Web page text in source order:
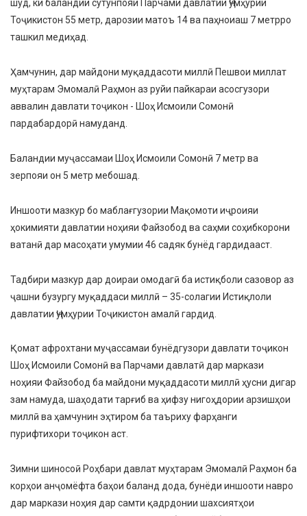
шуд, ки баландии сутунпояи Парчами давлатии Ҷумҳурии
Тоҷикистон 55 метр, дарозии матоъ 14 ва паҳноиаш 7 метрро
ташкил медиҳад.
Ҳамчунин, дар майдони муқаддасоти миллӣ Пешвои миллат
муҳтарам Эмомалӣ Раҳмон аз руйи пайкараи асосгузори
аввалин давлати тоҷикон - Шоҳ Исмоили Сомонӣ
пардабардорӣ намуданд.
Баландии муҷассамаи Шоҳ Исмоили Сомонӣ 7 метр ва
зерпояи он 5 метр мебошад.
Иншооти мазкур бо маблағгузории Мақомоти иҷроияи
ҳокимияти давлатии ноҳияи Файзобод ва саҳми соҳибкорони
ватанӣ дар масоҳати умумии 46 садяк бунёд гардидааст.
Тадбири мазкур дар доираи омодагӣ ба истиқболи сазовор аз
ҷашни бузургу муқаддаси миллӣ – 35-солагии Истиқлоли
давлатии Ҷумҳурии Тоҷикистон амалӣ гардид.
Қомат афрохтани муҷассамаи бунёдгузори давлати тоҷикон
Шоҳ Исмоили Сомонӣ ва Парчами давлатӣ дар маркази
ноҳияи Файзобод ба майдони муқаддасоти миллӣ ҳусни дигар
зам намуда, шаҳодати тарғиб ва ҳифзу нигоҳдории арзишҳои
миллӣ ва ҳамчунин эҳтиром ба таъриху фарҳанги
пурифтихори тоҷикон аст.
Зимни шиносоӣ Роҳбари давлат муҳтарам Эмомалӣ Раҳмон ба
корҳои анҷомёфта баҳои баланд дода, бунёди иншооти навро
дар маркази ноҳия дар самти қадрдонии шахсиятҳои